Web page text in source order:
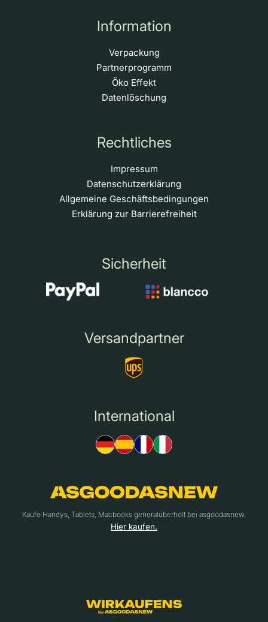
Information
Verpackung
Partnerprogramm
Öko Effekt
Datenlöschung
Rechtliches
Impressum
Datenschutzerklärung
Allgemeine Geschäftsbedingungen
Erklärung zur Barrierefreiheit
Sicherheit
Versandpartner
International
Kaufe Handys, Tablets, Macbooks generalüberholt bei asgoodasnew.
Hier kaufen.